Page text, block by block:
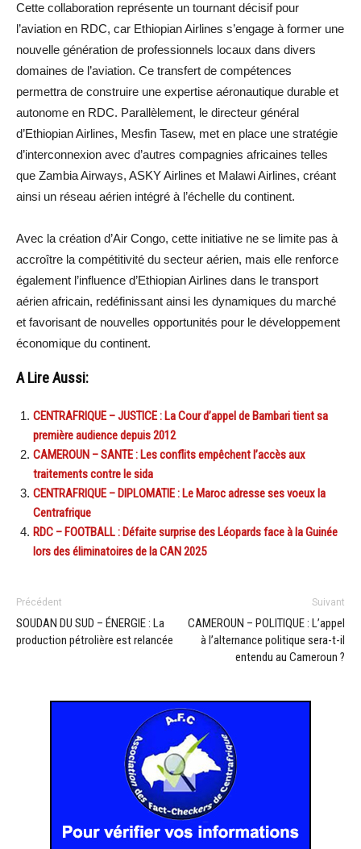
Cette collaboration représente un tournant décisif pour
l’aviation en RDC, car Ethiopian Airlines s’engage à former une
nouvelle génération de professionnels locaux dans divers
domaines de l’aviation. Ce transfert de compétences
permettra de construire une expertise aéronautique durable et
autonome en RDC. Parallèlement, le directeur général
d’Ethiopian Airlines, Mesfin Tasew, met en place une stratégie
d’interconnexion avec d’autres compagnies africaines telles
que Zambia Airways, ASKY Airlines et Malawi Airlines, créant
ainsi un réseau aérien intégré à l’échelle du continent.
Avec la création d’Air Congo, cette initiative ne se limite pas à
accroître la compétitivité du secteur aérien, mais elle renforce
également l’influence d’Ethiopian Airlines dans le transport
aérien africain, redéfinissant ainsi les dynamiques du marché
et favorisant de nouvelles opportunités pour le développement
économique du continent.
A Lire Aussi:
CENTRAFRIQUE – JUSTICE : La Cour d’appel de Bambari tient sa
première audience depuis 2012
CAMEROUN – SANTE : Les conflits empêchent l’accès aux
traitements contre le sida
CENTRAFRIQUE – DIPLOMATIE : Le Maroc adresse ses voeux la
Centrafrique
RDC – FOOTBALL : Défaite surprise des Léopards face à la Guinée
lors des éliminatoires de la CAN 2025
Précédent
SOUDAN DU SUD – ÉNERGIE : La
production pétrolière est relancée
Suivant
CAMEROUN – POLITIQUE : L’appel
à l’alternance politique sera-t-il
entendu au Cameroun ?